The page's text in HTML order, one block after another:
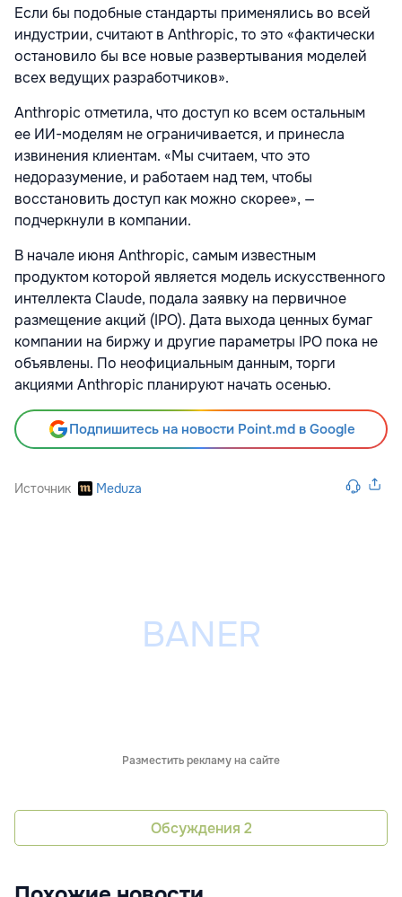
Если бы подобные стандарты применялись во всей
индустрии, считают в Anthropic, то это «фактически
остановило бы все новые развертывания моделей
всех ведущих разработчиков».
Anthropic отметила, что доступ ко всем остальным
ее ИИ-моделям не ограничивается, и принесла
извинения клиентам. «Мы считаем, что это
недоразумение, и работаем над тем, чтобы
восстановить доступ как можно скорее», —
подчеркнули в компании.
В начале июня Anthropic, самым известным
продуктом которой является модель искусственного
интеллекта Сlaude, подала заявку на первичное
размещение акций (IPO). Дата выхода ценных бумаг
компании на биржу и другие параметры IPO пока не
объявлены. По неофициальным данным, торги
акциями Anthropic планируют начать осенью.
Подпишитесь на новости Point.md в Google
Источник Meduza
Разместить рекламу на сайте
Обсуждения 2